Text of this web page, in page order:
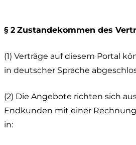
§ 2 Zustandekommen des
(1) Verträge auf diesem Portal
in deutscher Sprache
(2) Die Angebote richten sich
Endkunden mit einer
in: